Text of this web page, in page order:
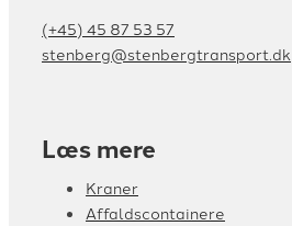
(+45) 45 87 53 57
stenberg@stenbergtransport.dk
Læs mere
Kraner
Affaldscontainere